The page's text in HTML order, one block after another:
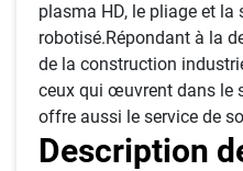
plasma HD, le pliage et la
robotisé.Répondant à la
de la construction
ceux qui œuvrent dans le
offre aussi le service de
Description